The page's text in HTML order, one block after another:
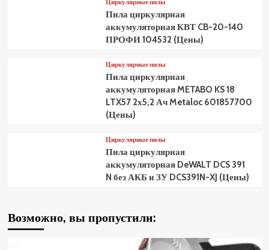
Циркулярные пилы
Пила циркулярная
аккумуляторная КВТ CB-20-140
ПРОФИ 104532 (Цены)
Циркулярные пилы
Пила циркулярная
аккумуляторная METABO KS 18
LTX57 2х5,2 Ач Metaloc 601857700
(Цены)
Циркулярные пилы
Пила циркулярная
аккумуляторная DeWALT DCS 391
N без АКБ и ЗУ DCS391N-XJ (Цены)
Возможно, вы пропустили: